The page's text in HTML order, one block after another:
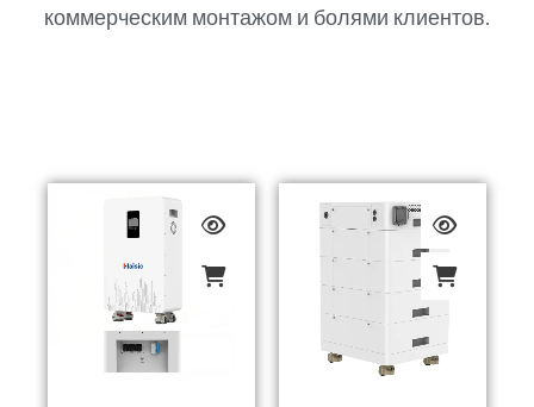
коммерческим монтажом и болями клиентов.